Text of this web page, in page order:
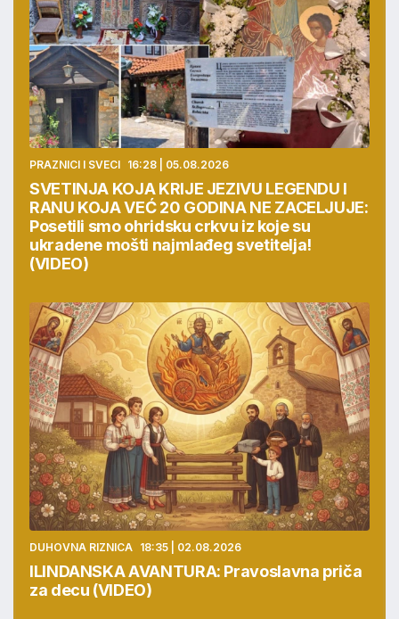
PRAZNICI I SVECI 16:28 | 05.08.2026
SVETINJA KOJA KRIJE JEZIVU LEGENDU I
RANU KOJA VEĆ 20 GODINA NE ZACELJUJE:
Posetili smo ohridsku crkvu iz koje su
ukradene mošti najmlađeg svetitelja!
(VIDEO)
DUHOVNA RIZNICA 18:35 | 02.08.2026
ILINDANSKA AVANTURA: Pravoslavna priča
za decu (VIDEO)